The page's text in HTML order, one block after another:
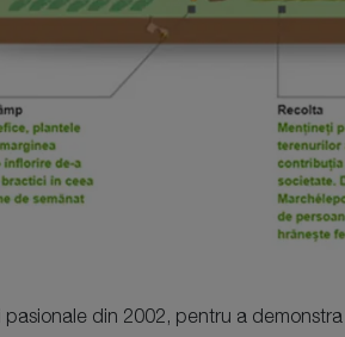
din 2002, pentru a